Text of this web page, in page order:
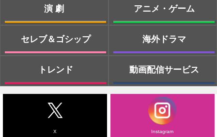
演劇
セレブ＆ゴシップ
トレンド
アニメ・ゲーム
海外ドラマ
動画配信サービス
X Instagram